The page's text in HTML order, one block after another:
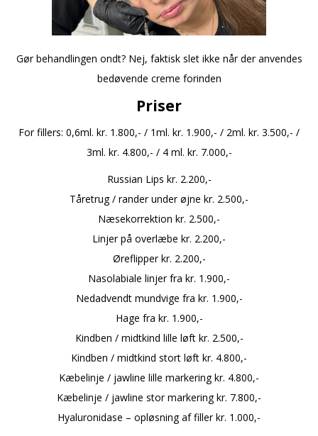
Gør behandlingen ondt? Nej, faktisk slet ikke når der anvendes
bedøvende creme forinden
Priser
For fillers: 0,6ml. kr. 1.800,- / 1ml. kr. 1.900,- / 2ml. kr. 3.500,- /
3ml. kr. 4.800,- / 4 ml. kr. 7.000,-
Russian Lips kr. 2.200,-
Tåretrug / rander under øjne kr. 2.500,-
Næsekorrektion kr. 2.500,-
Linjer på overlæbe kr. 2.200,-
Øreflipper kr. 2.200,-
Nasolabiale linjer fra kr. 1.900,-
Nedadvendt mundvige fra kr. 1.900,-
Hage fra kr. 1.900,-
Kindben / midtkind lille løft kr. 2.500,-
Kindben / midtkind stort løft kr. 4.800,-
Kæbelinje / jawline lille markering kr. 4.800,-
Kæbelinje / jawline stor markering kr. 7.800,-
Hyaluronidase – opløsning af filler kr. 1.000,-